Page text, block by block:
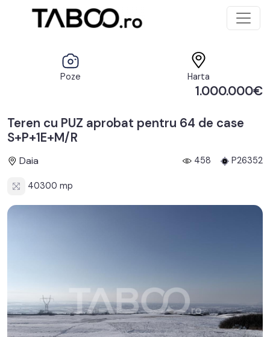
Poze Harta
1.000.000€
Teren cu PUZ aprobat pentru 64 de case
S+P+1E+M/R
Daia 458 P26352
40300 mp